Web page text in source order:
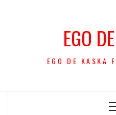
EGO
EGO DE KASKA